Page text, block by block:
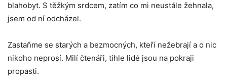
blahobyt. S těžkým srdcem, zatím co mi neustále žehnala,
jsem od ní odcházel.
Zastaňme se starých a bezmocných, kteří nežebrají a o nic
nikoho neprosí. Milí čtenáři, tihle lidé jsou na pokraji
propasti.